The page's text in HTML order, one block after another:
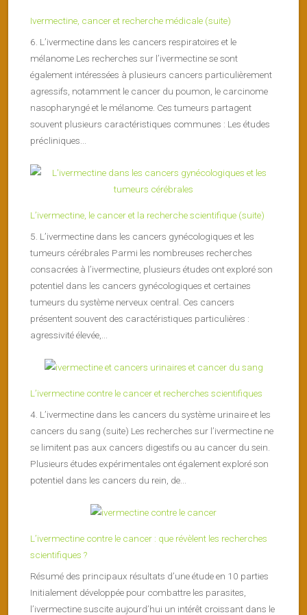
Ivermectine, cancer et recherche médicale (suite)
6. L’ivermectine dans les cancers respiratoires et le
mélanome Les recherches sur l’ivermectine se sont
également intéressées à plusieurs cancers particulièrement
agressifs, notamment le cancer du poumon, le carcinome
nasopharyngé et le mélanome. Ces tumeurs partagent
souvent plusieurs caractéristiques communes : Les études
précliniques...
L’ivermectine, le cancer et la recherche scientifique (suite)
5. L’ivermectine dans les cancers gynécologiques et les
tumeurs cérébrales Parmi les nombreuses recherches
consacrées à l’ivermectine, plusieurs études ont exploré son
potentiel dans les cancers gynécologiques et certaines
tumeurs du système nerveux central. Ces cancers
présentent souvent des caractéristiques particulières :
agressivité élevée,...
L’ivermectine contre le cancer et recherches scientifiques
4. L’ivermectine dans les cancers du système urinaire et les
cancers du sang (suite) Les recherches sur l’ivermectine ne
se limitent pas aux cancers digestifs ou au cancer du sein.
Plusieurs études expérimentales ont également exploré son
potentiel dans les cancers du rein, de...
L’ivermectine contre le cancer : que révèlent les recherches
scientifiques ?
Résumé des principaux résultats d’une étude en 10 parties
Initialement développée pour combattre les parasites,
l’ivermectine suscite aujourd’hui un intérêt croissant dans le